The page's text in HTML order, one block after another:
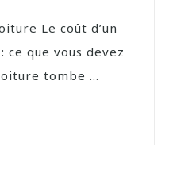
Le coût d’un
ce que vous devez
tombe ...